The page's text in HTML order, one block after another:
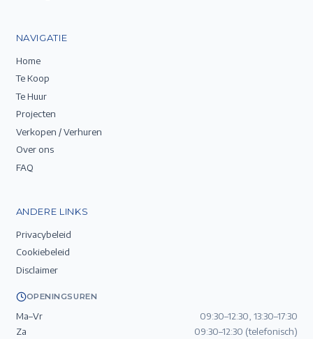
NAVIGATIE
Home
Te Koop
Te Huur
Projecten
Verkopen / Verhuren
Over ons
FAQ
ANDERE LINKS
Privacybeleid
Cookiebeleid
Disclaimer
OPENINGSUREN
Ma–Vr
09:30–12:30, 13:30–17:30
Za
09:30–12:30 (telefonisch)